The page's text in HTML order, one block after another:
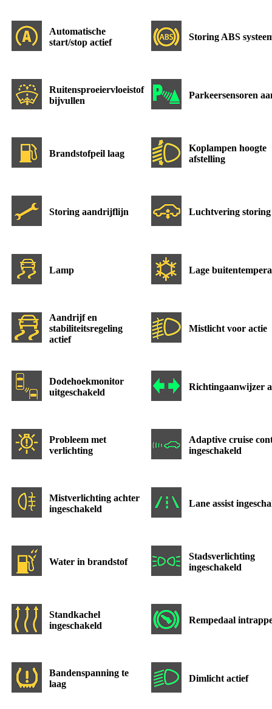
Automatische
start/stop actief
Storing ABS
Ruitensproeiervloeistof
bijvullen
Parkeersensoren
Brandstofpeil laag
Koplampen hoogte
afstelling
Storing aandrijflijn Luchtvering storing
Lamp Lage
Aandrijf en
stabiliteitsregeling
actief
Mistlicht voor actie
Dodehoekmonitor
uitgeschakeld
Richtingaanwijzer
Probleem met
verlichting
Adaptive cruise
ingeschakeld
Mistverlichting achter
ingeschakeld
Lane assist
Water in brandstof
Stadsverlichting
ingeschakeld
Standkachel
ingeschakeld
Rempedaal
Bandenspanning te
laag
Dimlicht actief